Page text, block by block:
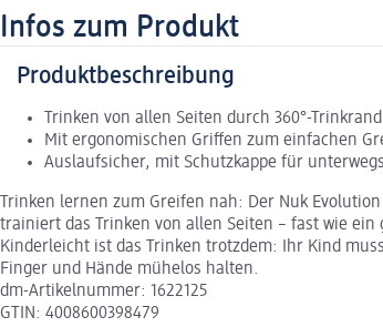
Infos zum Produkt
Produktbeschreibung
Trinken von allen Seiten durch 360°-Trinkrand
Mit ergonomischen Griffen zum einfachen
Auslaufsicher, mit Schutzkappe für
Trinken lernen zum Greifen nah: Der Nuk
trainiert das Trinken von allen Seiten – fast wie
Kinderleicht ist das Trinken trotzdem: Ihr Kind
Finger und Hände mühelos halten.
dm-Artikelnummer: 1622125
GTIN: 4008600398479